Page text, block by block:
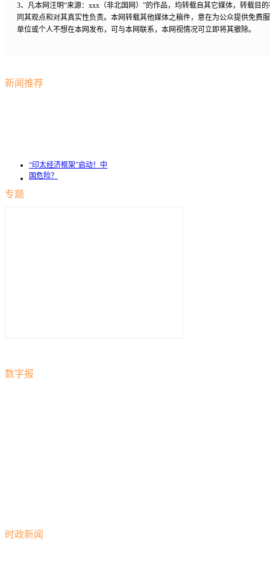
3、凡本网注明“来源：xxx（非北国网）”的作品，均转载自其它媒体，转载目
同其观点和对其真实性负责。本网转载其他媒体之稿件，意在为公众提供免费
单位或个人不想在本网发布，可与本网联系，本网视情况可立即将其撤除。
新闻推荐
“印太经济框架”启动！中
国危险？
专题
数字报
时政新闻